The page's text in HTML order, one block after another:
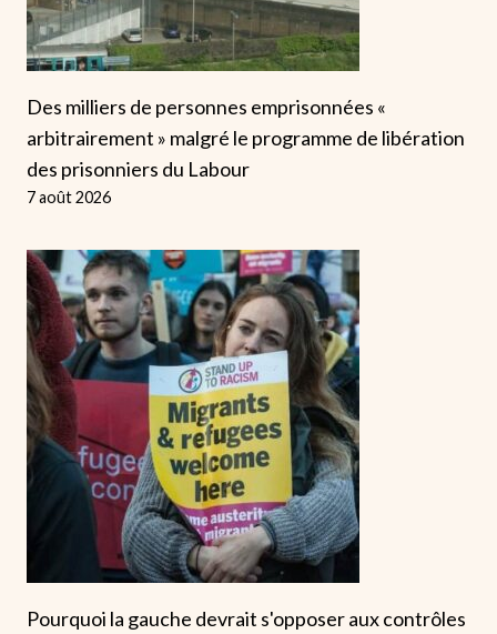
Des milliers de personnes emprisonnées «
arbitrairement » malgré le programme de libération
des prisonniers du Labour
7 août 2026
Pourquoi la gauche devrait s'opposer aux contrôles